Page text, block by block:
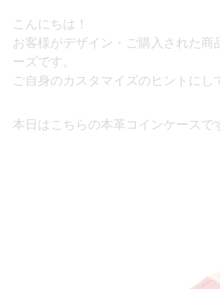
こんにちは！
お客様がデザイン・ご購入された商
ーズです。
ご自身のカスタマイズのヒントにし
本日はこちらの本革コインケースで